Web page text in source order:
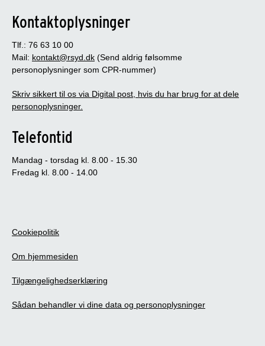
Kontaktoplysninger
Tlf.: 76 63 10 00
Mail: kontakt@rsyd.dk (Send aldrig følsomme
personoplysninger som CPR-nummer)
Skriv sikkert til os via Digital post, hvis du har brug for at dele
personoplysninger.
Telefontid
Mandag - torsdag kl. 8.00 - 15.30
Fredag kl. 8.00 - 14.00
Cookiepolitik
Om hjemmesiden
Tilgængelighedserklæring
Sådan behandler vi dine data og personoplysninger